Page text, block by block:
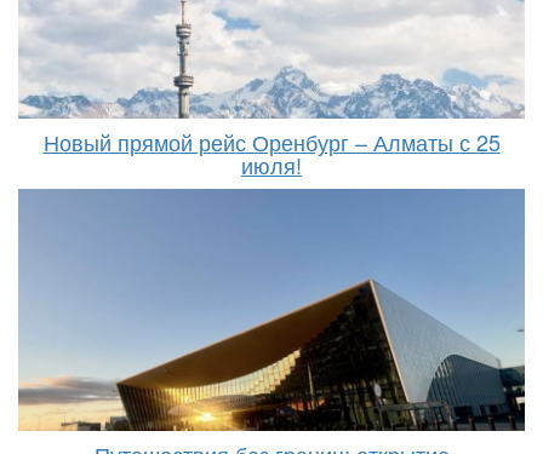
Новый прямой рейс Оренбург – Алматы с 25
июля!